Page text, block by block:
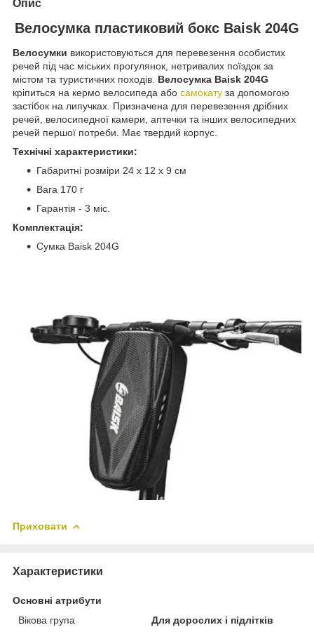
Опис
Велосумка пластиковий бокс Baisk 204G
Велосумки використовуються для перевезення особистих
речей під час міських прогулянок, нетривалих поїздок за
містом та туристичних походів. Велосумка Baisk 204G
кріпиться на кермо велосипеда або самокату за допомогою
застібок на липучках. Призначена для перевезення дрібних
речей, велосипедної камери, аптечки та інших велосипедних
речей першої потреби. Має твердий корпус.
Технічні характеристики:
Габаритні розміри 24 х 12 х 9 см
Вага 170 г
Гарантія - 3 міс.
Комплектація:
Сумка Baisk 204G
Приховати
Характеристики
Основні атрибути
Вікова група
Для дорослих і підлітків